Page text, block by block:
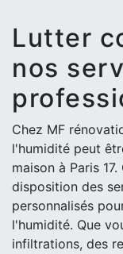
Lutter
nos
Chez MF
l'humidité peut
maison à Paris
disposition des
personnalisés
l'humidité. Que
infiltrations, des